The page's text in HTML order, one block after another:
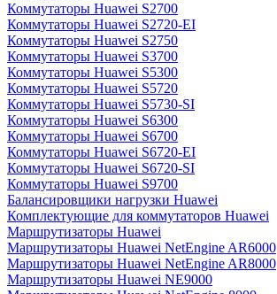
Коммутаторы Huawei S2700
Коммутаторы Huawei S2720-EI
Коммутаторы Huawei S2750
Коммутаторы Huawei S3700
Коммутаторы Huawei S5300
Коммутаторы Huawei S5720
Коммутаторы Huawei S5730-SI
Коммутаторы Huawei S6300
Коммутаторы Huawei S6700
Коммутаторы Huawei S6720-EI
Коммутаторы Huawei S6720-SI
Коммутаторы Huawei S9700
Балансировщики нагрузки Huawei
Комплектующие для коммутаторов Huawei
Маршрутизаторы Huawei
Маршрутизаторы Huawei NetEngine AR6000
Маршрутизаторы Huawei NetEngine AR8000
Маршрутизаторы Huawei NE9000